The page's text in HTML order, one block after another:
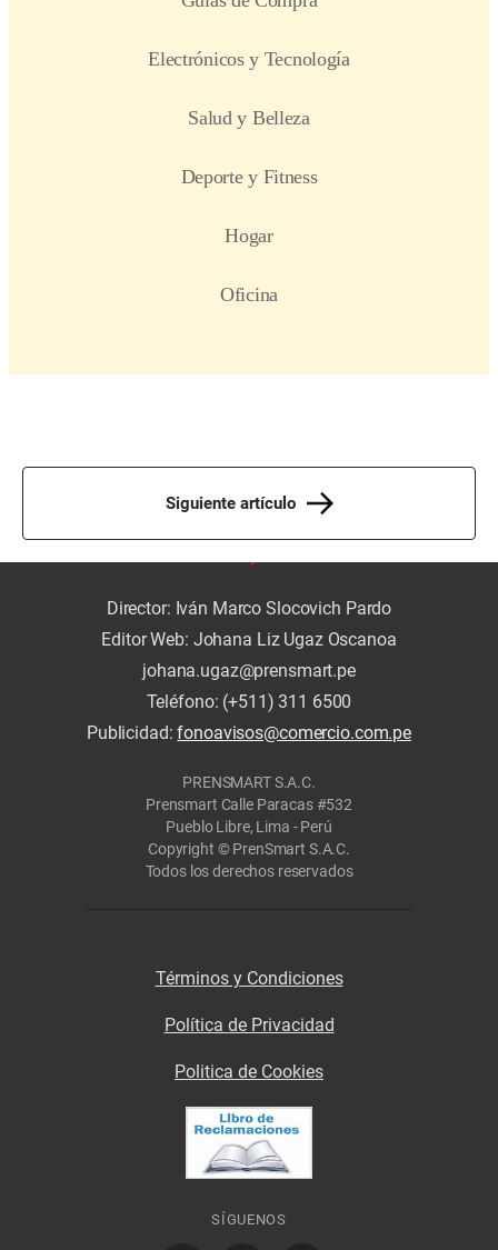
Siguiente artículo
Director: Iván Marco Slocovich Pardo
Editor Web: Johana Liz Ugaz Oscanoa
johana.ugaz@prensmart.pe
Teléfono: (+511) 311 6500
Publicidad:fonoavisos@comercio.com.pe
PRENSMART S.A.C.
Prensmart Calle Paracas #532
Pueblo Libre, Lima - Perú
Copyright © PrenSmart S.A.C.
Todos los derechos reservados
Términos y Condiciones
Política de Privacidad
Politica de Cookies
SÍGUENOS